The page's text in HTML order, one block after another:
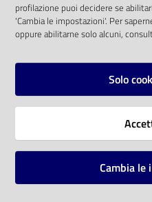
Chiedi al
bibliotecario
SOCIAL
Instagram
Vai alla pagina
Mappa del sito
profilazione puoi decidere se
'Cambia le impostazioni'. Per
oppure abilitarne solo alcuni,
Solo
Cambia le